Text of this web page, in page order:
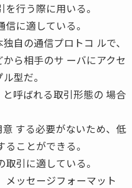
行う際に用いる。
に適している。
自の通信プロトコ ルで、
ら相手のサ ーバにアクセ
型だ。
呼ばれる取引形態の 場合
する必要がないため、低
ことができる。
引に適している。
ッセージフォーマット